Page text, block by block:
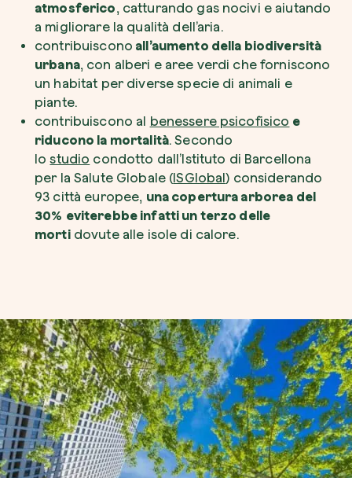
atmosferico, catturando gas nocivi e aiutando
a migliorare la qualità dell’aria.
contribuiscono all’aumento della biodiversità
urbana, con alberi e aree verdi che forniscono
un habitat per diverse specie di animali e
piante.
contribuiscono al benessere psicofisico e
riducono la mortalità. Secondo
lostudio condotto dall’Istituto di Barcellona
per la Salute Globale (ISGlobal) considerando
93 città europee, una copertura arborea del
30% eviterebbe infatti un terzo delle
mortidovute alle isole di calore.